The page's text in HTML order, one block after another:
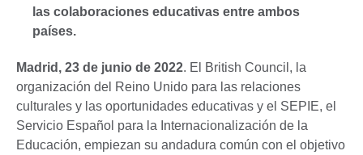
las colaboraciones educativas entre ambos
países.
Madrid, 23 de junio de 2022. El British Council, la
organización del Reino Unido para las relaciones
culturales y las oportunidades educativas y el SEPIE, el
Servicio Español para la Internacionalización de la
Educación, empiezan su andadura común con el objetivo